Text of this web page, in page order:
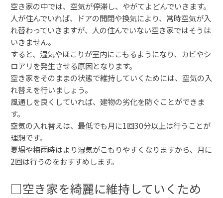
空き家の中では、空気が停滞し、やがてよどんでいきます。
人が住んでいれば、ドアの開閉や換気により、常時空気が入
れ替わっていきますが、人の住んでいない空き家ではそうは
いきません。
すると、湿気やほこりが室内にこもるようになり、カビやシ
ロアリを発生させる原因となります。
空き家をそのままの状態で維持していくためには、空気の入
れ替えを行いましょう。
風通しを良くしていれば、建物の劣化を防ぐことができま
す。
空気の入れ替えは、最低でも月に1回30分以上は行うことが
理想です。
夏場や梅雨時はより湿気がこもりやすくなりますから、月に
2回は行うのをおすすめします。
□空き家を綺麗に維持していくため